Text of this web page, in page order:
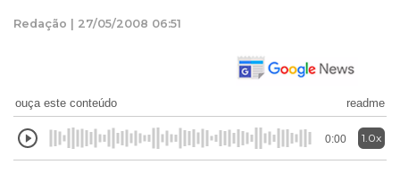
Redação | 27/05/2008 06:51
ouça este conteúdo readme
0:00 1.0x